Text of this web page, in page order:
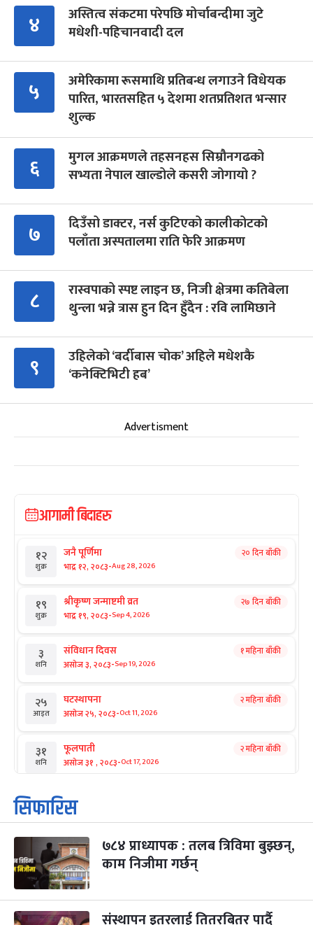
४
अस्तित्व संकटमा परेपछि मोर्चाबन्दीमा जुटे
मधेशी-पहिचानवादी दल
५
अमेरिकामा रूसमाथि प्रतिबन्ध लगाउने विधेयक
पारित, भारतसहित ५ देशमा शतप्रतिशत भन्सार
शुल्क
६
मुगल आक्रमणले तहसनहस सिम्रौनगढको
सभ्यता नेपाल खाल्डोले कसरी जोगायो ?
७
दिउँसो डाक्टर, नर्स कुटिएको कालीकोटको
पलाँता अस्पतालमा राति फेरि आक्रमण
८
रास्वपाको स्पष्ट लाइन छ, निजी क्षेत्रमा कतिबेला
थुन्ला भन्ने त्रास हुन दिन हुँदैन : रवि लामिछाने
९
उहिलेको ‘बर्दीबास चोक’ अहिले मधेशकै
‘कनेक्टिभिटी हब’
Advertisment
आगामी बिदाहरु
१२
शुक्र
जनै पूर्णिमा
भाद्र १२, २०८३-Aug 28, 2026
२० दिन बाँकी
१९
शुक्र
श्रीकृष्ण जन्माष्टमी व्रत
भाद्र १९, २०८३-Sep 4, 2026
२७ दिन बाँकी
३
शनि
संविधान दिवस
असोज ३, २०८३-Sep 19, 2026
१ महिना बाँकी
२५
आइत
घटस्थापना
असोज २५, २०८३-Oct 11, 2026
२ महिना बाँकी
३१
शनि
फूलपाती
असोज ३१ , २०८३-Oct 17, 2026
२ महिना बाँकी
१
आइत
कार्तिक सङ्क्रान्ति
कार्तिक १, २०८३
३
मंगल
महानवमी
कार्तिक ३, २०८३-Oct 20, 2026
२ महिना बाँकी
४
बुध कार्तिक ४, २०८३
सिफारिस
७८४ प्राध्यापक : तलब त्रिविमा बुझ्छन्,
काम निजीमा गर्छन्